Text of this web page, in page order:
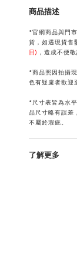
商品描述
*官網商品與門
貨，如遇現貨售
日) ， 造成不便敬
*商品照因拍攝
色有疑慮者歡迎
* 尺寸表皆為水
品尺寸略有誤差
不屬於瑕疵。
了解更多